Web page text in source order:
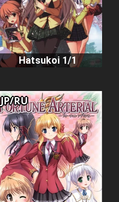
Hatsukoi 1/1
JP/RU